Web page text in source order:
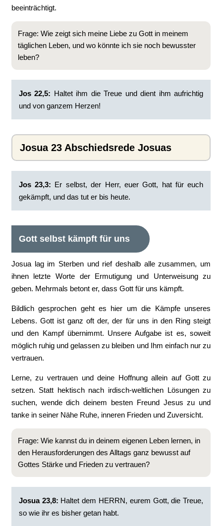
beeinträchtigt.
Frage: Wie zeigt sich meine Liebe zu Gott in meinem
täglichen Leben, und wo könnte ich sie noch bewusster
leben?
Jos 22,5: Haltet ihm die Treue und dient ihm aufrichtig
und von ganzem Herzen!
Josua 23 Abschiedsrede Josuas
Jos 23,3: Er selbst, der Herr, euer Gott, hat für euch
gekämpft, und das tut er bis heute.
Gott selbst kämpft für uns
Josua lag im Sterben und rief deshalb alle zusammen, um
ihnen letzte Worte der Ermutigung und Unterweisung zu
geben. Mehrmals betont er, dass Gott für uns kämpft.
Bildlich gesprochen geht es hier um die Kämpfe unseres
Lebens. Gott ist ganz oft der, der für uns in den Ring steigt
und den Kampf übernimmt. Unsere Aufgabe ist es, soweit
möglich ruhig und gelassen zu bleiben und Ihm einfach nur zu
vertrauen.
Lerne, zu vertrauen und deine Hoffnung allein auf Gott zu
setzen. Statt hektisch nach irdisch-weltlichen Lösungen zu
suchen, wende dich deinem besten Freund Jesus zu und
tanke in seiner Nähe Ruhe, inneren Frieden und Zuversicht.
Frage: Wie kannst du in deinem eigenen Leben lernen, in
den Herausforderungen des Alltags ganz bewusst auf
Gottes Stärke und Frieden zu vertrauen?
Josua 23,8: Haltet dem HERRN, eurem Gott, die Treue,
so wie ihr es bisher getan habt.